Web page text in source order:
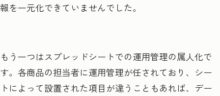
報を一元化できていませんでした。
もう一つはスプレッドシートでの運用管理の属人化で
す。各商品の担当者に運用管理が任されており、シー
トによって設置された項目が違うこともあれば、デー